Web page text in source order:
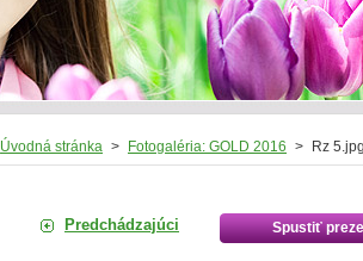
Úvodná stránka > Fotogaléria: GOLD 2016 > Rz 5.jpg
Predchádzajúci Spustiť